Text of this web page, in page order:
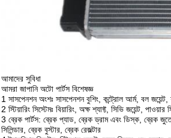
আমাদের সুবিধা
আমরা জাপানি অটো পার্টস বিশেষজ্ঞ
1 সাসপেনশন অংশঃ সাসপেনশন বুশিং, কন্ট্রোল আর্ম, বল
2 স্টিয়ারিং সিস্টেমঃ বিয়ারিং, অক্ষ শ্যাফ্ট, সিভি জয়েন্ট,
3 ব্রেক পার্টস: ব্রেক প্যাড, ব্রেক ড্রাম এবং ডিস্ক, ব্রেক
সিলিন্ডার, ব্রেক বুস্টার, ব্রেক রেজল্টার